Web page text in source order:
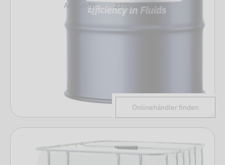
Artikel-Nr.
237060
Onlinehändler finden